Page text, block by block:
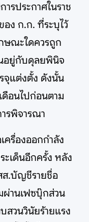
ารประกาศในราช
อง ก.ก. ที่ระบุไว้
ษณะใดควรถูก
นอยู่กับดุลยพินิจ
จุแต่งตั้ง ดังนั้น
ดือนไปก่อนตาม
รพิจารณา
ครื่องออกกำลัง
ะเด็นอีกครั้ง หลัง
.บัญชีรายชื่อ
ผ่านเฟซบุ๊กส่วน
สวนวินัยร้ายแรง